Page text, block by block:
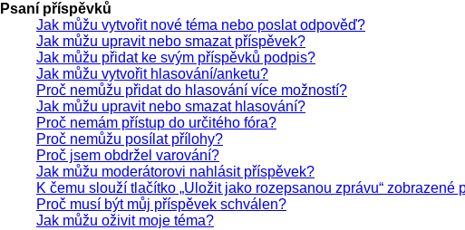
Psaní příspěvků
Jak můžu vytvořit nové téma nebo poslat odpověď?
Jak můžu upravit nebo smazat příspěvek?
Jak můžu přidat ke svým příspěvků podpis?
Jak můžu vytvořit hlasování/anketu?
Proč nemůžu přidat do hlasování více možností?
Jak můžu upravit nebo smazat hlasování?
Proč nemám přístup do určitého fóra?
Proč nemůžu posílat přílohy?
Proč jsem obdržel varování?
Jak můžu moderátorovi nahlásit příspěvek?
K čemu slouží tlačítko „Uložit jako rozepsanou zprávu“ zobrazené
Proč musí být můj příspěvek schválen?
Jak můžu oživit moje téma?